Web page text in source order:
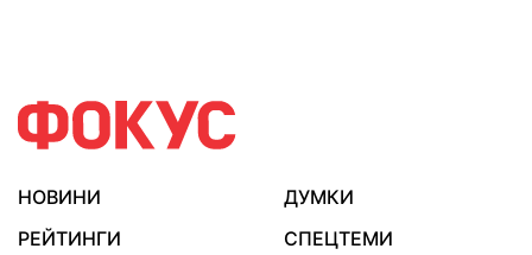
НОВИНИ
ДУМКИ
РЕЙТИНГИ
СПЕЦТЕМИ